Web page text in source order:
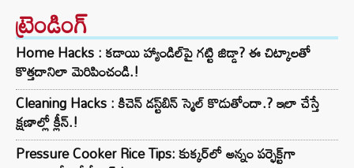
ట్రెండింగ్‌
Home Hacks : కడాయి హ్యాండిల్‌పై గట్టి జిడ్డా? ఈ చిట్కాలతో
కొత్తదానిలా మెరిపించండి.!
Cleaning Hacks : కిచెన్ డస్ట్‌బిన్ స్మెల్ కొడుతోందా.? ఇలా చేస్తే
క్షణాల్లో క్లీన్.!
Pressure Cooker Rice Tips: కుక్కర్‌లో అన్నం పర్ఫెక్ట్‌గా